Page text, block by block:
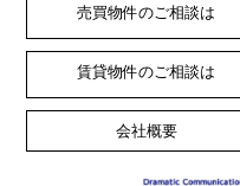
売買物件のご相談は
賃貸物件のご相談は
会社概要